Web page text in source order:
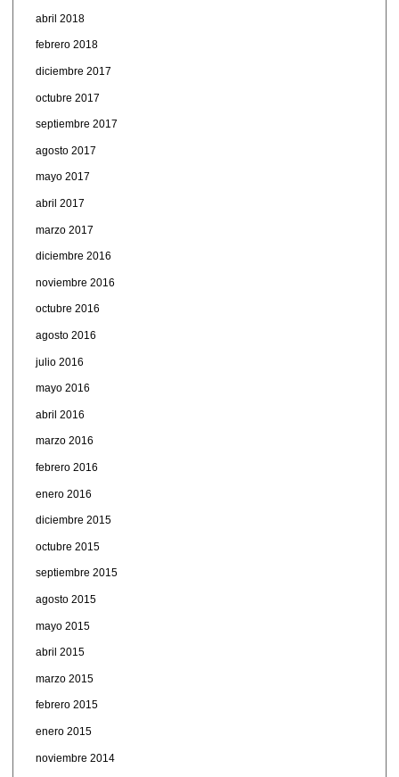
abril 2018
febrero 2018
diciembre 2017
octubre 2017
septiembre 2017
agosto 2017
mayo 2017
abril 2017
marzo 2017
diciembre 2016
noviembre 2016
octubre 2016
agosto 2016
julio 2016
mayo 2016
abril 2016
marzo 2016
febrero 2016
enero 2016
diciembre 2015
octubre 2015
septiembre 2015
agosto 2015
mayo 2015
abril 2015
marzo 2015
febrero 2015
enero 2015
noviembre 2014